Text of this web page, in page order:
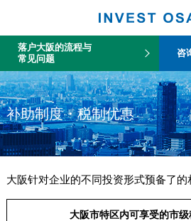
落户大阪的流程与
常见问题
咨
补助制度・税制优惠
大阪针对企业的不同投资形式预备了的
大阪市特区内可享受的市